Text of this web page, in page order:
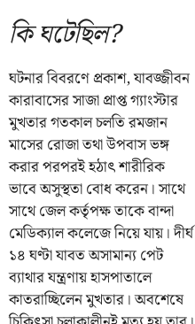
কি ঘটেছিল?
ঘটনার বিবরণে প্রকাশ, যাবজ্জীবন
কারাবাসের সাজা প্রাপ্ত গ্যাংস্টার
মুখতার গতকাল চলতি রমজান
মাসের রোজা তথা উপবাস ভঙ্গ
করার পরপরই হঠাৎ শারীরিক
ভাবে অসুস্থতা বোধ করেন। সাথে
সাথে জেল কর্তৃপক্ষ তাকে বান্দা
মেডিক্যাল কলেজে নিয়ে যায়। দীর্ঘ
১৪ ঘণ্টা যাবত অসামান্য পেট
ব্যাথার যন্ত্রণায় হাসপাতালে
কাতরাচ্ছিলেন মুখতার। অবশেষে